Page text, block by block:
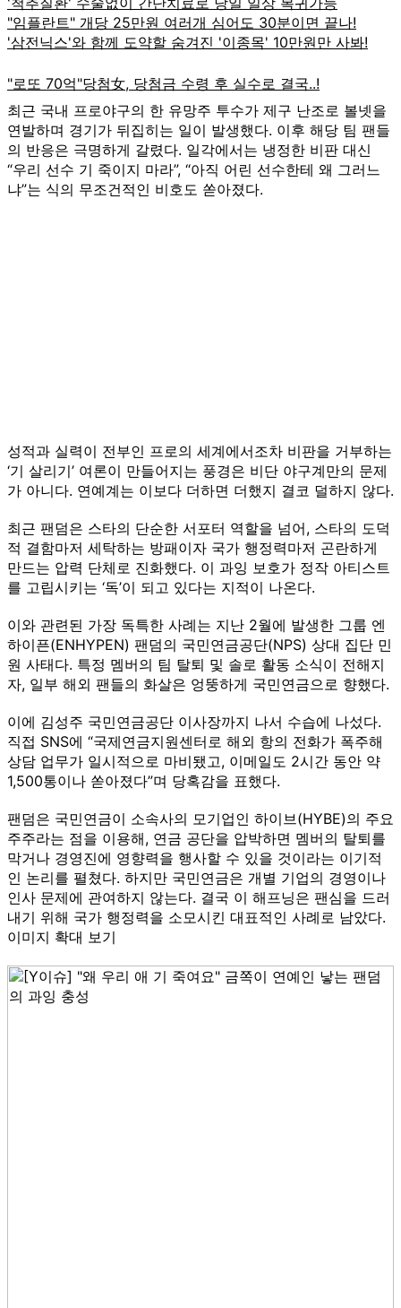
최근 국내 프로야구의 한 유망주 투수가 제구 난조로 볼넷을
연발하며 경기가 뒤집히는 일이 발생했다. 이후 해당 팀 팬들
의 반응은 극명하게 갈렸다. 일각에서는 냉정한 비판 대신
“우리 선수 기 죽이지 마라”, “아직 어린 선수한테 왜 그러느
냐”는 식의 무조건적인 비호도 쏟아졌다.
성적과 실력이 전부인 프로의 세계에서조차 비판을 거부하는
‘기 살리기’ 여론이 만들어지는 풍경은 비단 야구계만의 문제
가 아니다. 연예계는 이보다 더하면 더했지 결코 덜하지 않다.
최근 팬덤은 스타의 단순한 서포터 역할을 넘어, 스타의 도덕
적 결함마저 세탁하는 방패이자 국가 행정력마저 곤란하게
만드는 압력 단체로 진화했다. 이 과잉 보호가 정작 아티스트
를 고립시키는 ‘독’이 되고 있다는 지적이 나온다.
이와 관련된 가장 독특한 사례는 지난 2월에 발생한 그룹 엔
하이픈(ENHYPEN) 팬덤의 국민연금공단(NPS) 상대 집단 민
원 사태다. 특정 멤버의 팀 탈퇴 및 솔로 활동 소식이 전해지
자, 일부 해외 팬들의 화살은 엉뚱하게 국민연금으로 향했다.
이에 김성주 국민연금공단 이사장까지 나서 수습에 나섰다.
직접 SNS에 “국제연금지원센터로 해외 항의 전화가 폭주해
상담 업무가 일시적으로 마비됐고, 이메일도 2시간 동안 약
1,500통이나 쏟아졌다”며 당혹감을 표했다.
팬덤은 국민연금이 소속사의 모기업인 하이브(HYBE)의 주요
주주라는 점을 이용해, 연금 공단을 압박하면 멤버의 탈퇴를
막거나 경영진에 영향력을 행사할 수 있을 것이라는 이기적
인 논리를 펼쳤다. 하지만 국민연금은 개별 기업의 경영이나
인사 문제에 관여하지 않는다. 결국 이 해프닝은 팬심을 드러
내기 위해 국가 행정력을 소모시킨 대표적인 사례로 남았다.
이미지 확대 보기